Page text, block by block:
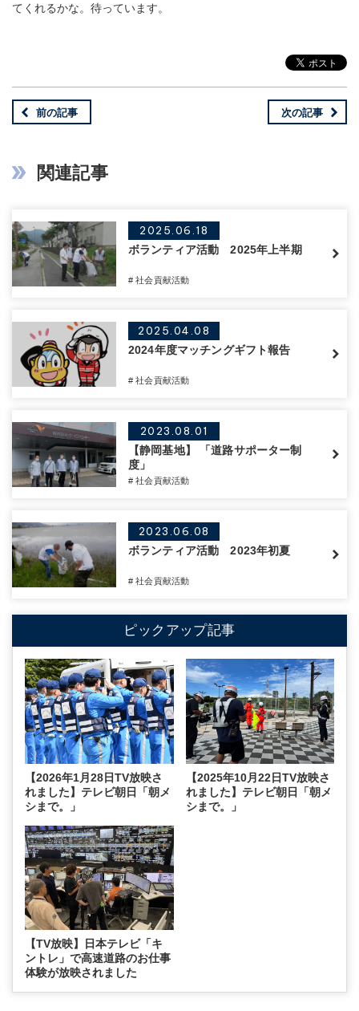
てくれるかな。待っています。
前の記事 次の記事
関連記事
2025.06.18
ボランティア活動 2025年上半期
# 社会貢献活動
2025.04.08
2024年度マッチングギフト報告
# 社会貢献活動
2023.08.01
【静岡基地】 「道路サポーター制
度」
# 社会貢献活動
2023.06.08
ボランティア活動 2023年初夏
# 社会貢献活動
ピックアップ記事
【2026年1月28日TV放映さ
れました】テレビ朝日「朝メ
シまで。」
【2025年10月22日TV放映さ
れました】テレビ朝日「朝メ
シまで。」
【TV放映】日本テレビ「キ
ントレ」で高速道路のお仕事
体験が放映されました